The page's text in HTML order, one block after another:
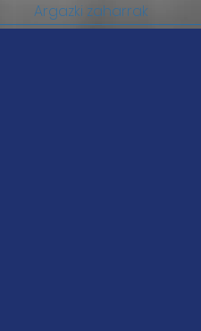
Argazki zaharrak